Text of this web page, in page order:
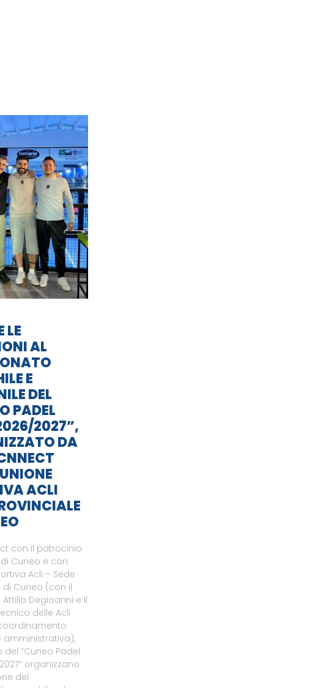
LE
AL
E
DEL
PADEL
2027”,
DA
ACLI
con il patrocinio
Cuneo e con
Acli – Sede
di Cuneo (con il
Degioanni e il
delle Acli
amministrativa),
del “Cuneo Padel
organizzano
del